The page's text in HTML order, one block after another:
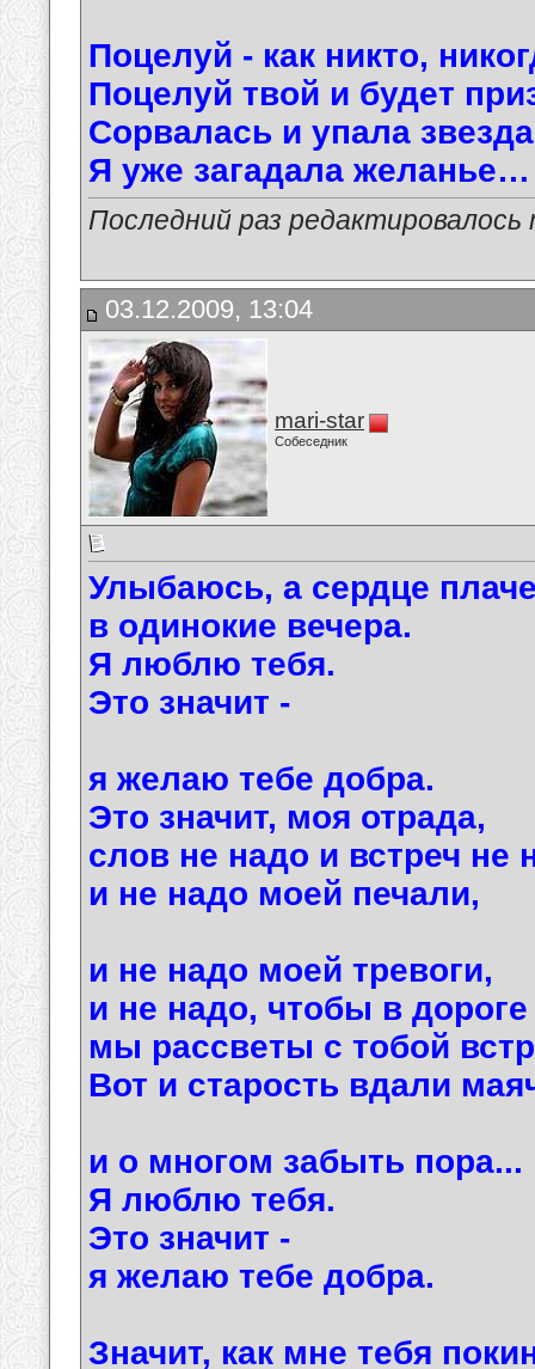
Поцелуй - как никто,
Поцелуй твой и будет
Сорвалась и упала
Я уже загадала желанье…
Последний раз
03.12.2009, 13:04
mari-star
Собеседник
Улыбаюсь, а сердце
в одинокие вечера.
Я люблю тебя.
Это значит -
я желаю тебе добра.
Это значит, моя отрада,
слов не надо и встреч не
и не надо моей печали,
и не надо моей тревоги,
и не надо, чтобы в дороге
мы рассветы с тобой
Вот и старость вдали
и о многом забыть пора...
Я люблю тебя.
Это значит -
я желаю тебе добра.
Значит, как мне тебя